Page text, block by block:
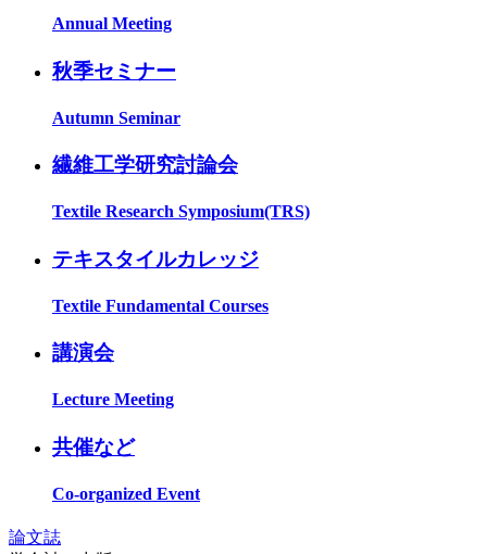
Annual Meeting
秋季セミナー
Autumn Seminar
繊維工学研究討論会
Textile Research Symposium(TRS)
テキスタイルカレッジ
Textile Fundamental Courses
講演会
Lecture Meeting
共催など
Co-organized Event
論文誌